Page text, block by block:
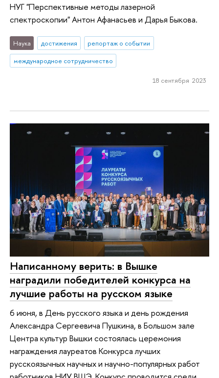
НУГ "Перспективные методы лазерной
спектроскопии" Антон Афанасьев и Дарья Быкова.
Наука достижения
репортаж о событии
международное сотрудничество
18 сентября 2023
Написанному верить: в Вышке
наградили победителей конкурса на
лучшие работы на русском языке
6 июня, в День русского языка и день рождения
Александра Сергеевича Пушкина, в Большом зале
Центра культур Вышки состоялась церемония
награждения лауреатов Конкурса лучших
русскоязычных научных и научно-популярных работ